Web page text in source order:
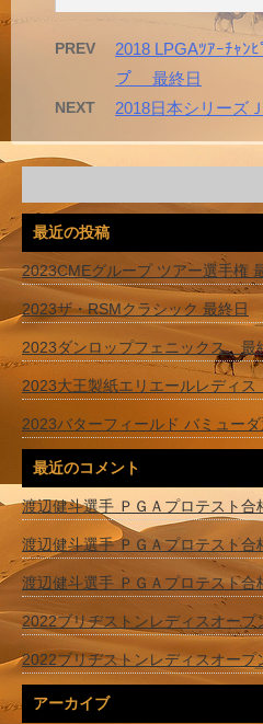
PREV
2018 LPGAﾂｱｰﾁｬﾝ
プ 最終日
NEXT 2018日本シリーズ
最近の投稿
2023CMEグループ ツアー選手権
2023ザ・RSMクラシック 最終日
2023ダンロップフェニックス 最
2023大王製紙エリエールレディ
2023バターフィールド バミュー
最近のコメント
渡辺健斗選手 ＰＧＡプロテスト合
渡辺健斗選手 ＰＧＡプロテスト合
渡辺健斗選手 ＰＧＡプロテスト合
2022ブリヂストンレディスオー
2022ブリヂストンレディスオー
アーカイブ